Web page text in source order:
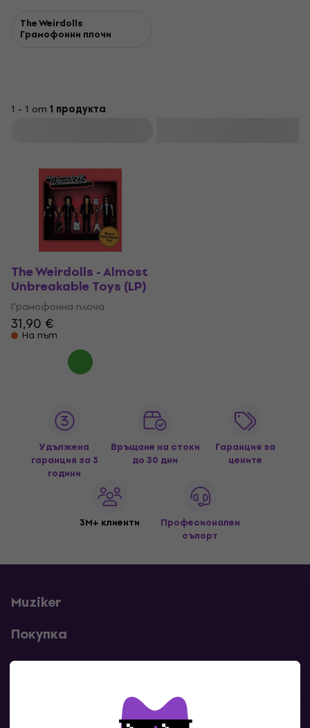
The Weirdolls
Грамофонни плочи
1 - 1 от 1 продукта
The Weirdolls - Almost
Unbreakable Toys (LP)
Грамофонна плоча
31,90 €
На път
Удължена
гаранция за 3
години
Връщане на стоки
до 30 дни
Гаранция за
цените
3M+ клиенти
Професионален
съпорт
Muziker
Покупка
Полезни линкове